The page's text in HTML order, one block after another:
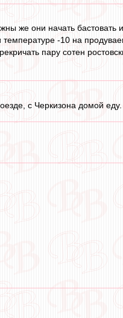
же они начать бастовать
-10 на
пару сотен
с Черкизона домой еду.